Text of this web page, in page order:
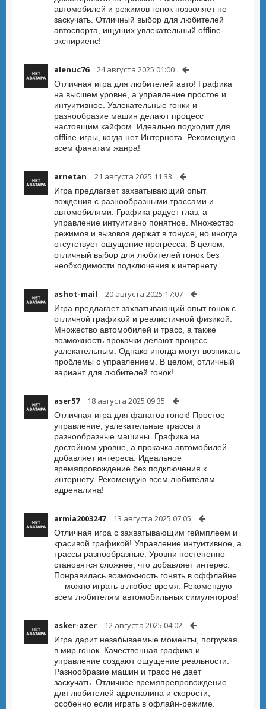
автомобилей и режимов гонок позволяет не
заскучать. Отличный выбор для любителей
автоспорта, ищущих увлекательный offline-
экспириенс!
alenuc76 24 августа 2025 01:00
Отличная игра для любителей авто! Графика
на высшем уровне, а управление простое и
интуитивное. Увлекательные гонки и
разнообразие машин делают процесс
настоящим кайфом. Идеально подходит для
offline-игры, когда нет Интернета. Рекомендую
всем фанатам жанра!
arnetan 21 августа 2025 11:33
Игра предлагает захватывающий опыт
вождения с разнообразными трассами и
автомобилями. Графика радует глаз, а
управление интуитивно понятное. Множество
режимов и вызовов держат в тонусе, но иногда
отсутствует ощущение прогресса. В целом,
отличный выбор для любителей гонок без
необходимости подключения к интернету.
ashot-mail 20 августа 2025 17:07
Игра предлагает захватывающий опыт гонок с
отличной графикой и реалистичной физикой.
Множество автомобилей и трасс, а также
возможность прокачки делают процесс
увлекательным. Однако иногда могут возникать
проблемы с управлением. В целом, отличный
вариант для любителей гонок!
aser57 18 августа 2025 09:35
Отличная игра для фанатов гонок! Простое
управление, увлекательные трассы и
разнообразные машины. Графика на
достойном уровне, а прокачка автомобилей
добавляет интереса. Идеальное
времяпровождение без подключения к
интернету. Рекомендую всем любителям
адреналина!
armia2003247 13 августа 2025 07:05
Отличная игра с захватывающим геймплеем и
красивой графикой! Управление интуитивное, а
трассы разнообразные. Уровни постепенно
становятся сложнее, что добавляет интерес.
Понравилась возможность гонять в оффлайне
— можно играть в любое время. Рекомендую
всем любителям автомобильных симуляторов!
asker-azer 12 августа 2025 04:02
Игра дарит незабываемые моменты, погружая
в мир гонок. Качественная графика и
управление создают ощущение реальности.
Разнообразие машин и трасс не дает
заскучать. Отличное времяпрепровождение
для любителей адреналина и скорости,
особенно если играть в офлайн-режиме.